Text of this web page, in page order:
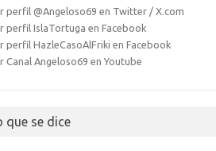
perfil @Angeloso69 en Twitter / X.com
perfil IslaTortuga en Facebook
perfil HazleCasoAlFriki en Facebook
Canal Angeloso69 en Youtube
que se dice